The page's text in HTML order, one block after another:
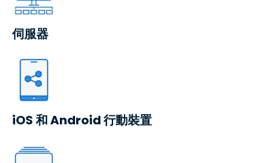
伺服器
iOS 和 Android 行動裝置